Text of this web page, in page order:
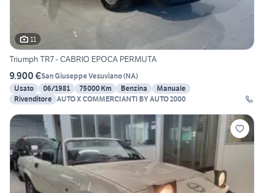
11
Triumph TR7 - CABRIO EPOCA PERMUTA
9.900 €San Giuseppe Vesuviano(NA)
Usato
06/1981 75000 Km Benzina
Manuale
Rivenditore AUTO X COMMERCIANTI BY AUTO 2000